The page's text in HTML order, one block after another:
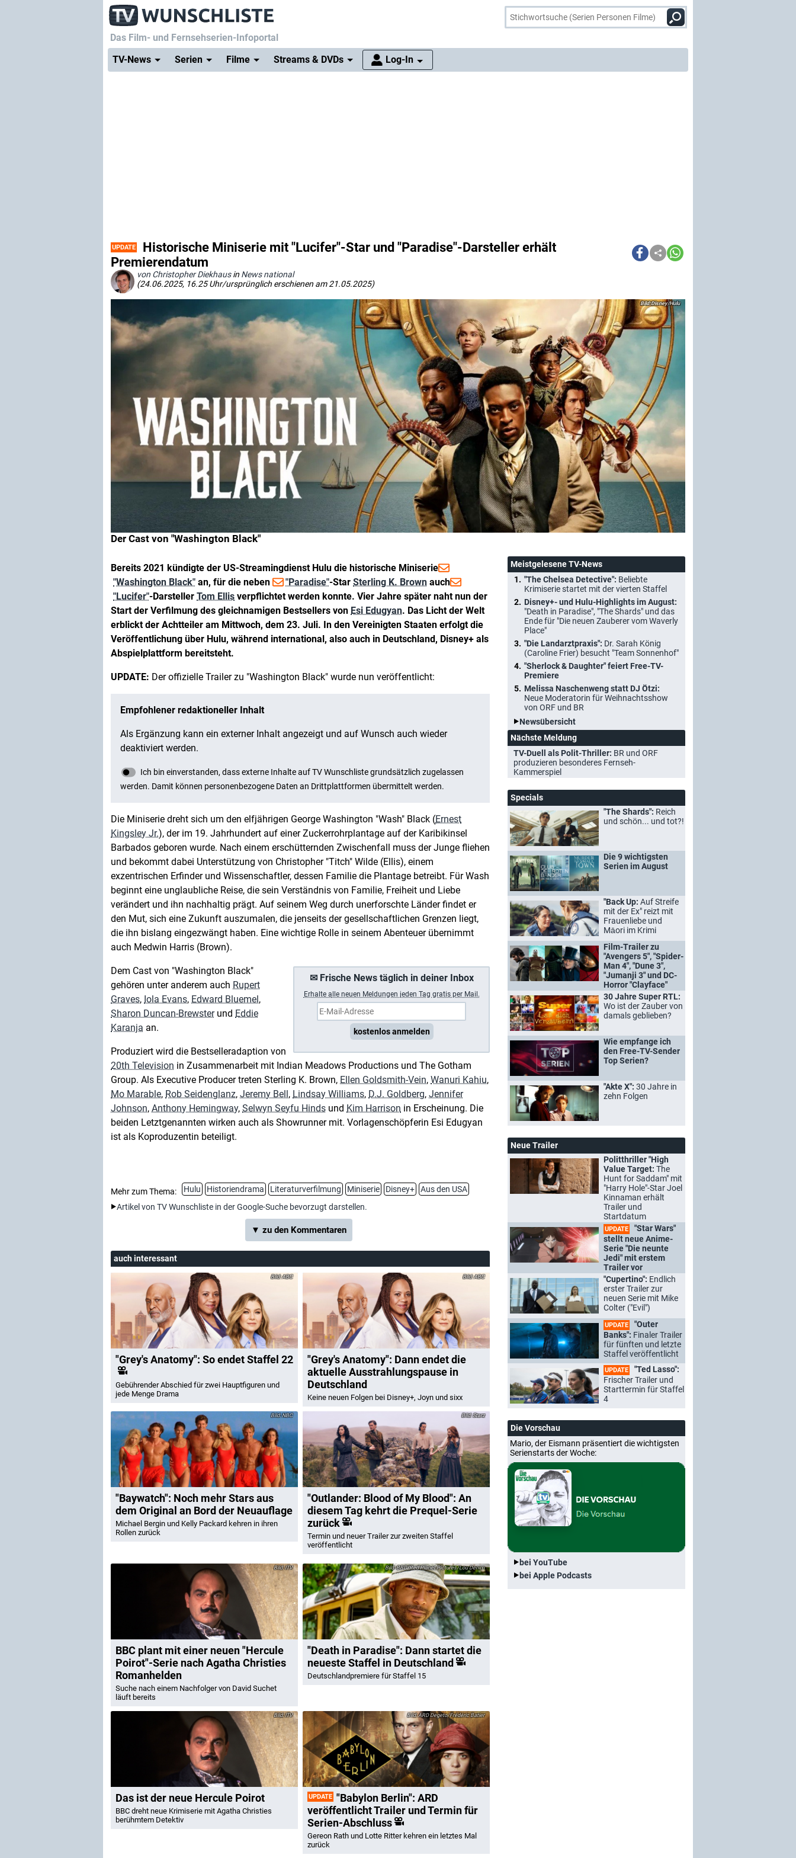
Das Film- und Fernsehserien-Infoportal
TV-News
Serien Filme Streams & DVDs Log-In
UPDATE
Historische Miniserie mit "Lucifer"-Star und "Paradise"-Darsteller erhält
Premierendatum
von Christopher Diekhausin News national
(24.06.2025, 16.25 Uhr/ursprünglich erschienen am 21.05.2025)
Der Cast von "Washington Black"
Disney/Hulu
Bereits 2021 kündigte der US-Streamingdienst Hulu die historische Miniserie
"Washington Black" an, für die neben "Paradise"-Star Sterling K. Brown auch
"Lucifer"-Darsteller Tom Ellis verpflichtet werden konnte. Vier Jahre später naht nun der
Start der Verfilmung des gleichnamigen Bestsellers von Esi Edugyan. Das Licht der Welt
erblickt der Achtteiler am Mittwoch, dem 23. Juli. In den Vereinigten Staaten erfolgt die
Veröffentlichung über Hulu, während international, also auch in Deutschland, Disney+ als
Abspielplattform bereitsteht.
UPDATE: Der offizielle Trailer zu "Washington Black" wurde nun veröffentlicht:
Die Miniserie dreht sich um den elfjährigen George Washington "Wash" Black (Ernest
Kingsley Jr.), der im 19. Jahrhundert auf einer Zuckerrohrplantage auf der Karibikinsel
Barbados geboren wurde. Nach einem erschütternden Zwischenfall muss der Junge fliehen
und bekommt dabei Unterstützung von Christopher "Titch" Wilde (Ellis), einem
exzentrischen Erfinder und Wissenschaftler, dessen Familie die Plantage betreibt. Für Wash
beginnt eine unglaubliche Reise, die sein Verständnis von Familie, Freiheit und Liebe
verändert und ihn nachhaltig prägt. Auf seinem Weg durch unerforschte Länder findet er
den Mut, sich eine Zukunft auszumalen, die jenseits der gesellschaftlichen Grenzen liegt,
die ihn bislang eingezwängt haben. Eine wichtige Rolle in seinem Abenteuer übernimmt
auch Medwin Harris (Brown).
✉ Frische News täglich in deiner Inbox
Erhalte a lle neuen Meldungen jeden Tag gratis per Mail.
kostenlos anmelden
Dem Cast von "Washington Black"
gehören unter anderem auch Rupert
Graves, Iola Evans, Edward Bluemel,
Sharon Duncan-Brewsterund Eddie
Karanja an.
Produziert wird die Bestselleradaption von
20th Television in Zusammenarbeit mit Indian Meadows Productions und The Gotham
Group. Als Executive Producer treten Sterling K. Brown, Ellen Goldsmith-Vein, Wanuri Kahiu,
Mo Marable, Rob Seidenglanz, Jeremy Bell, Lindsay Williams, D.J. Goldberg, Jennifer
Johnson, Anthony Hemingway, Selwyn Seyfu Hinds und Kim Harrison in Erscheinung. Die
beiden Letztgenannten wirken auch als Showrunner mit. Vorlagenschöpferin Esi Edugyan
ist als Koproduzentin beteiligt.
Mehr zum Thema: Hulu Historiendrama Literaturverfilmung Miniserie Disney+
Aus den USA
Artikel von TV Wunschliste in der Google-Suche bevorzugt darstellen.
▼ zu den Kommentaren
auch interessant
ABC
"Grey's Anatomy": So endet Staffel 22
Gebührender Abschied für zwei Hauptfiguren und
jede Menge Drama
ABC
"Grey's Anatomy": Dann endet die
aktuelle Ausstrahlungspause in
Deutschland
Keine neuen Folgen bei Disney+, Joyn und sixx
NBC
"Baywatch": Noch mehr Stars aus
dem Original an Bord der Neuauflage
Michael Bergin und Kelly Packard kehren in ihren
Rollen zurück
Starz
"Outlander: Blood of My Blood": An
diesem Tag kehrt die Prequel-Serie
zurück
Termin und neuer Trailer zur zweiten Staffel
veröffentlicht
ITV
BBC plant mit einer neuen "Hercule
Poirot"-Serie nach Agatha Christies
Romanhelden
Suche nach einem Nachfolger von David Suchet
läuft bereits
BBC/Red Planet Pictures/Lou Denim
"Death in Paradise": Dann startet die
neueste Staffel in Deutschland
Deutschlandpremiere für Staffel 15
ITV
Das ist der neue Hercule Poirot
BBC dreht neue Krimiserie mit Agatha Christies
berühmtem Detektiv
ARD Degeto/Frédéric Batier
UPDATE "Babylon Berlin": ARD
veröffentlicht Trailer und Termin für
Serien-Abschluss
Gereon Rath und Lotte Ritter kehren ein letztes Mal
zurück
Meistgelesene TV-News
"The Chelsea Detective": Beliebte
Krimiserie startet mit der vierten Staffel
Disney+- und Hulu-Highlights im August:
"Death in Paradise", "The Shards" und das
Ende für "Die neuen Zauberer vom Waverly
Place"
"Die Landarztpraxis": Dr. Sarah König
(Caroline Frier) besucht "Team Sonnenhof"
"Sherlock & Daughter" feiert Free-TV-
Premiere
Melissa Naschenweng statt DJ Ötzi:
Neue Moderatorin für Weihnachtsshow
von ORF und BR
Newsübersicht
Nächste Meldung
TV-Duell als Polit-Thriller: BR und ORF
produzieren besonderes Fernseh-
Kammerspiel
Specials
"The Shards": Reich
und schön... und tot?!
Die 9 wichtigsten
Serien im August
"Back Up: Auf Streife
mit der Ex" reizt mit
Frauenliebe und
Māori im Krimi
Film-Trailer zu
"Avengers 5", "Spider-
Man 4", "Dune 3",
"Jumanji 3" und DC-
Horror "Clayface"
30 Jahre Super RTL:
Wo ist der Zauber von
damals geblieben?
Wie empfange ich
den Free-TV-Sender
Top Serien?
"Akte X": 30 Jahre in
zehn Folgen
Neue Trailer
Politthriller "High
Value Target: The
Hunt for Saddam" mit
"Harry Hole"-Star Joel
Kinnaman erhält
Trailer und
Startdatum
UPDATE
"Star Wars"
stellt neue Anime-
Serie "Die neunte
Jedi" mit erstem
Trailer vor
"Cupertino": Endlich
erster Trailer zur
neuen Serie mit Mike
Colter ("Evil")
UPDATE
"Outer
Banks": Finaler Trailer
für fünften und letzte
Staffel veröffentlicht
UPDATE
"Ted Lasso":
Frischer Trailer und
Starttermin für Staffel
4
Die Vorschau
Mario, der Eismann präsentiert die wichtigsten
Serienstarts der Woche:
bei YouTube
bei Apple Podcasts